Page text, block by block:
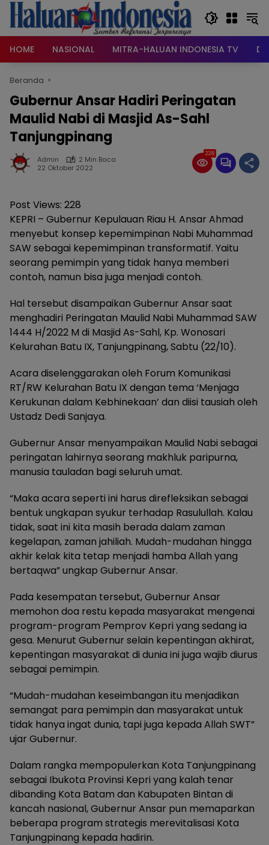
Langsung
konten
HOME
NASIONAL MITRA-HALUAN INDONESIA TV
Beranda
Gubernur Ansar Hadiri Peringatan
Maulid Nabi di Masjid As-Sahl
Tanjungpinang
Admin
2 Min Baca
22 Oktober 2022
228
Post Views: 228
KEPRI – Gubernur Kepulauan Riau H. Ansar Ahmad
menyebut konsep kepemimpinan Nabi Muhammad
SAW sebagai kepemimpinan transformatif. Yaitu
seorang pemimpin yang tidak hanya memberi
contoh, namun bisa juga menjadi contoh.
Hal tersebut disampaikan Gubernur Ansar saat
menghadiri Peringatan Maulid Nabi Muhammad SAW
1444 H/2022 M di Masjid As-Sahl, Kp. Wonosari
Kelurahan Batu IX, Tanjungpinang, Sabtu (22/10).
Acara diselenggarakan oleh Forum Komunikasi
RT/RW Kelurahan Batu IX dengan tema ‘Menjaga
Kerukunan dalam Kebhinekaan’ dan diisi tausiah oleh
Ustadz Dedi Sanjaya.
Gubernur Ansar menyampaikan Maulid Nabi sebagai
peringatan lahirnya seorang makhluk paripurna,
manusia tauladan bagi seluruh umat.
“Maka acara seperti ini harus direfleksikan sebagai
bentuk ungkapan syukur terhadap Rasulullah. Kalau
tidak, saat ini kita masih berada dalam zaman
kegelapan, zaman jahiliah. Mudah-mudahan hingga
akhir kelak kita tetap menjadi hamba Allah yang
bertaqwa” ungkap Gubernur Ansar.
Pada kesempatan tersebut, Gubernur Ansar
memohon doa restu kepada masyarakat mengenai
program-program Pemprov Kepri yang sedang ia
gesa. Menurut Gubernur selain kepentingan akhirat,
kepentingan masyarakat di dunia ini juga wajib diurus
sebagai pemimpin.
“Mudah-mudahan keseimbangan itu menjadikan
semangat para pemimpin dan masyarakat untuk
tidak hanya ingat dunia, tapi juga kepada Allah SWT”
ujar Gubernur.
Dalam rangka mempopulerkan Kota Tanjungpinang
sebagai Ibukota Provinsi Kepri yang kalah tenar
dibanding Kota Batam dan Kabupaten Bintan di
kancah nasional, Gubernur Ansar pun memaparkan
beberapa program strategis merevitalisasi Kota
Tanjungpinang kepada hadirin.